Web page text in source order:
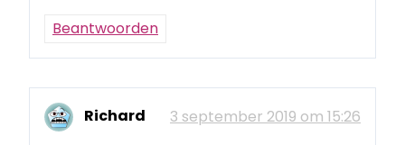
Beantwoorden
Richard
3 september 2019 om 15:26